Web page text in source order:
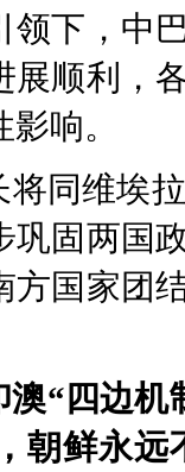
领下，中
展顺利，
响。
同维埃
巩固两国
方国家团
“四边
朝鲜永